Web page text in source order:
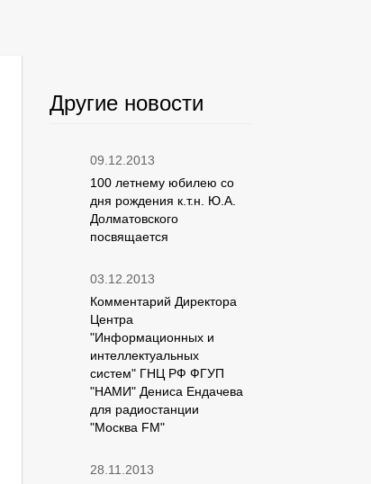
Другие новости
09.12.2013
100 летнему юбилею со
дня рождения к.т.н. Ю.А.
Долматовского
посвящается
03.12.2013
Комментарий Директора
Центра
"Информационных и
интеллектуальных
систем" ГНЦ РФ ФГУП
"НАМИ" Дениса Ендачева
для радиостанции
"Москва FM"
28.11.2013